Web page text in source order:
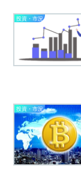
投資・市況
投資・市況